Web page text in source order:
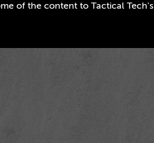
of the content to Tactical Tech's